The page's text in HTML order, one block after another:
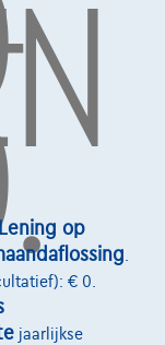
op
€ 0.
jaarlijkse